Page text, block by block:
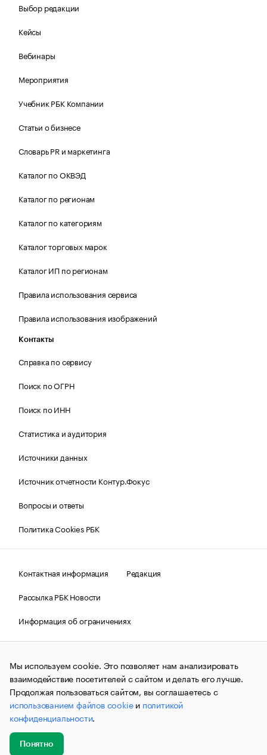
Выбор редакции
Кейсы
Вебинары
Мероприятия
Учебник РБК Компании
Статьи о бизнесе
Словарь PR и маркетинга
Каталог по ОКВЭД
Каталог по регионам
Каталог по категориям
Каталог торговых марок
Каталог ИП по регионам
Правила использования сервиса
Правила использования изображений
Контакты
Справка по сервису
Поиск по ОГРН
Поиск по ИНН
Статистика и аудитория
Источники данных
Источник отчетности Контур.Фокус
Вопросы и ответы
Политика Cookies РБК
Контактная информация
Редакция
Рассылка РБК Новости
Информация об ограничениях
Правовая информация
О соблюдении авторских прав
© АО «РОСБИЗНЕСКОНСАЛТИНГ»,1995–2026.Сообщения
и материалы информационного агентства «РБК»
(зарегистрировано Федеральной службой по надзору в сфере
связи, информационных технологий и массовых
коммуникаций (Роскомнадзор) 09.12.2015 за номером ИА
№ФС77-63848) сопровождаются пометкой «РБК». Отдельные
публикации могут содержать информацию,
не предназначенную для пользователей
до 18 лет.
Мы используем cookie. Это позволяет нам анализировать
взаимодействие посетителей с сайтом и делать его лучше.
Продолжая пользоваться сайтом, вы соглашаетесь с
использованием файлов cookieи политикой
конфиденциальности.
Понятно